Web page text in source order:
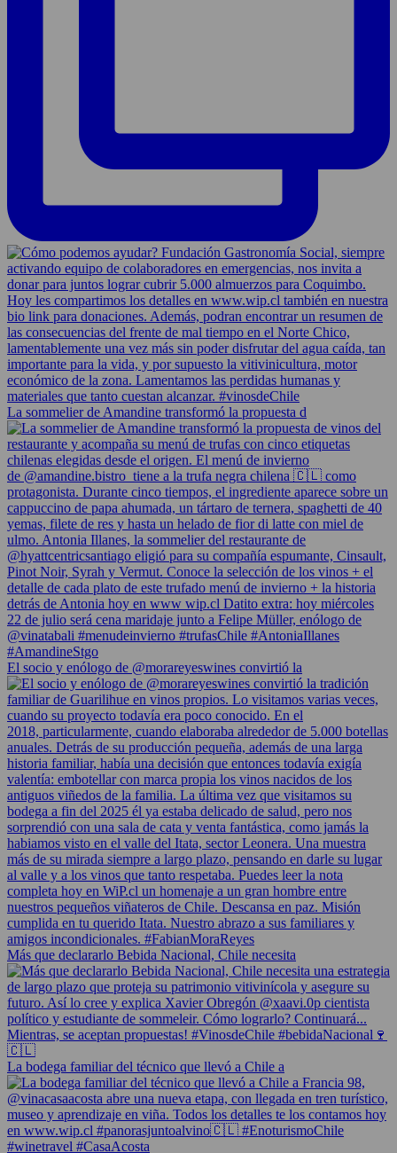
La sommelier de Amandine transformó la propuesta d
El socio y enólogo de @morareyeswines convirtió la
Más que declararlo Bebida Nacional, Chile necesita
La bodega familiar del técnico que llevó a Chile a